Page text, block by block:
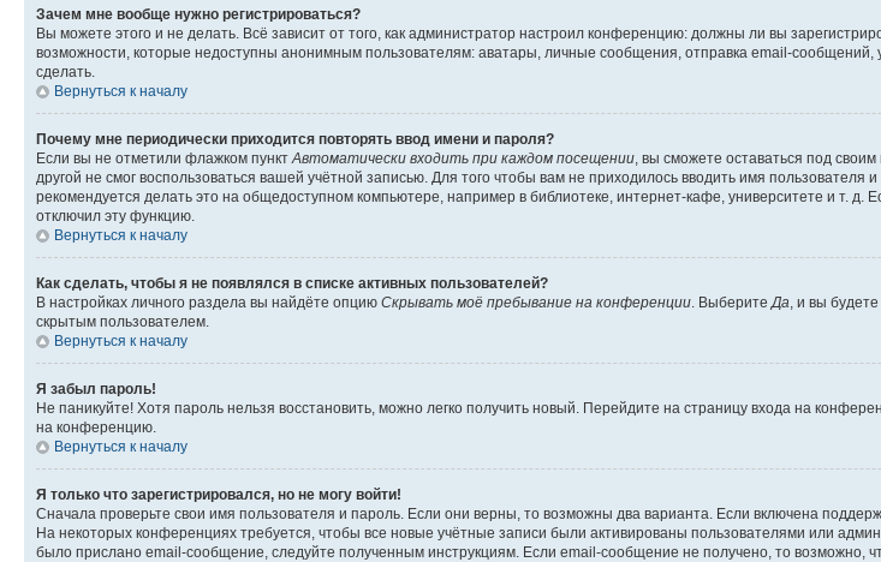
Зачем мне вообще нужно регистрироваться?
Вы можете этого и не делать. Всё зависит от того, как администратор настроил конференцию: должны ли вы
возможности, которые недоступны анонимным пользователям: аватары, личные сообщения, отправка email-сообщений,
сделать.
Вернуться к началу
Почему мне периодически приходится повторять ввод имени и пароля?
Если вы не отметили флажком пунктАвтоматически входить при каждом посещении, вы сможете оставаться под
другой не смог воспользоваться вашей учётной записью. Для того чтобы вам не приходилось вводить имя
рекомендуется делать это на общедоступном компьютере, например в библиотеке, интернет-кафе, университете и т. д.
отключил эту функцию.
Вернуться к началу
Как сделать, чтобы я не появлялся в списке активных пользователей?
В настройках личного раздела вы найдёте опцию Скрывать моё пребывание на конференции. ВыберитеДа, и вы
скрытым пользователем.
Вернуться к началу
Я забыл пароль!
Не паникуйте! Хотя пароль нельзя восстановить, можно легко получить новый. Перейдите на страницу входа на
на конференцию.
Вернуться к началу
Я только что зарегистрировался, но не могу войти!
Сначала проверьте свои имя пользователя и пароль. Если они верны, то возможны два варианта. Если включена
На некоторых конференциях требуется, чтобы все новые учётные записи были активированы пользователями или
было прислано email-сообщение, следуйте полученным инструкциям. Если email-сообщение не получено, то возможно,